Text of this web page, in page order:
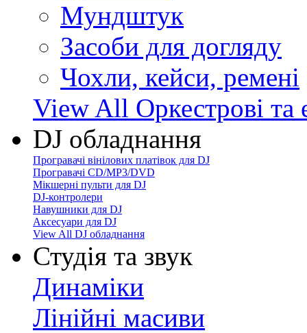
Мундштук
Засоби для догляду
Чохли, кейси, ремені
View All Оркестрові та
DJ обладнання
Програвачі вінілових платівок для DJ
Програвачі CD/MP3/DVD
Мікшерні пульти для DJ
DJ-контролери
Навушники для DJ
Аксесуари для DJ
View All DJ обладнання
Студія та звук
Динаміки
Лінійні масиви